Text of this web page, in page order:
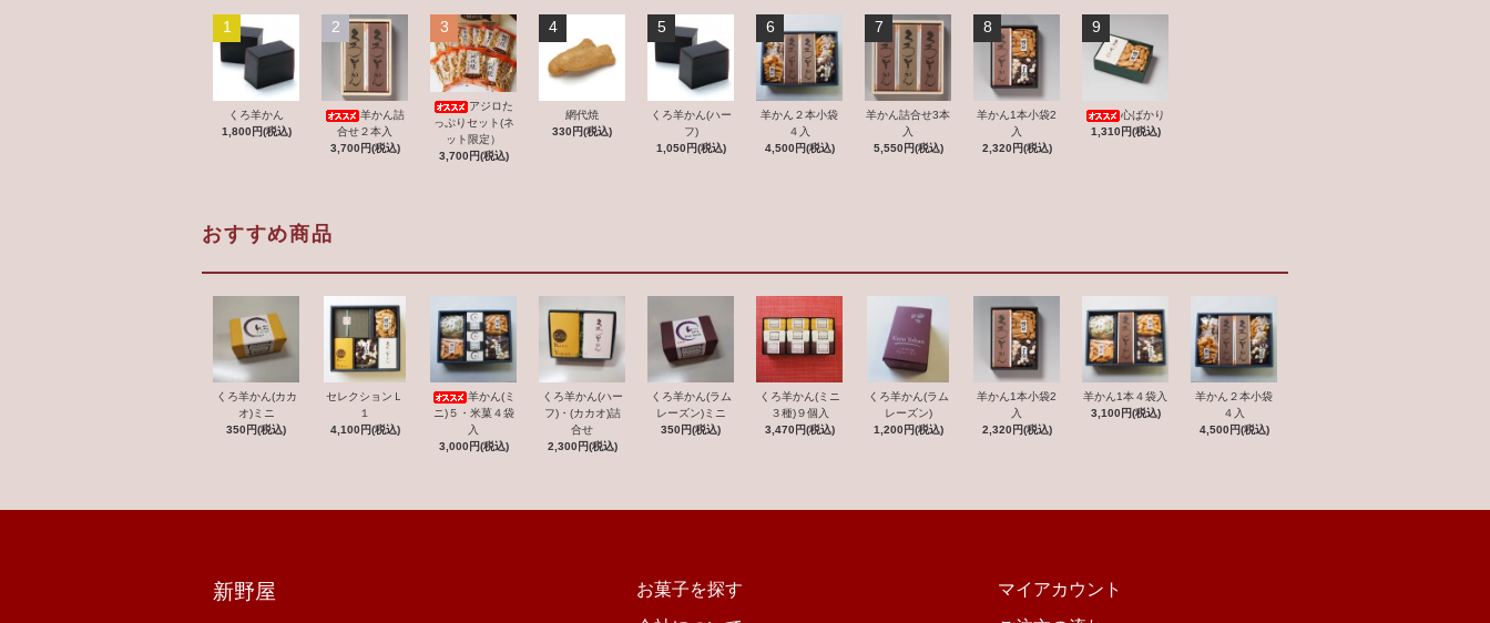
1
くろ羊かん
1,800円(税込)
2
羊かん詰
合せ２本入
3,700円(税込)
3
アジロた
っぷりセット(ネ
ット限定）
3,700円(税込)
4
網代焼
330円(税込)
5
くろ羊かん(ハー
フ)
1,050円(税込)
6
羊かん２本小袋
４入
4,500円(税込)
7
羊かん詰合せ3本
入
5,550円(税込)
8
羊かん1本小袋2
入
2,320円(税込)
9
心ばかり
1,310円(税込)
おすすめ商品
くろ羊かん(カカ
オ)ミニ
350円(税込)
セレクションＬ
１
4,100円(税込)
羊かん(ミ
ニ)５・米菓４袋
入
3,000円(税込)
くろ羊かん(ハー
フ)・(カカオ)詰
合せ
2,300円(税込)
くろ羊かん(ラム
レーズン)ミニ
350円(税込)
くろ羊かん(ミニ
３種)９個入
3,470円(税込)
くろ羊かん(ラム
レーズン)
1,200円(税込)
羊かん1本小袋2
入
2,320円(税込)
羊かん1本４袋入
3,100円(税込)
羊かん２本小袋
４入
4,500円(税込)
新野屋
お菓子を探す
マイアカウント